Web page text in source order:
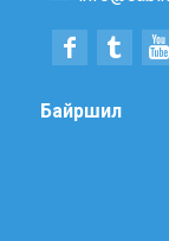
Байршил